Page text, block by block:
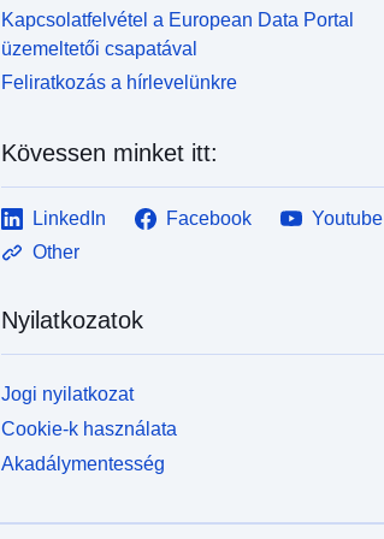
vonatkozik.
Kapcsolatfelvétel a European Data Portal
üzemeltetői csapatával
Feliratkozás a hírlevelünkre
Kövessen minket itt:
LinkedIn Facebook
Youtube
Other
Nyilatkozatok
Jogi nyilatkozat
Cookie-k használata
Akadálymentesség